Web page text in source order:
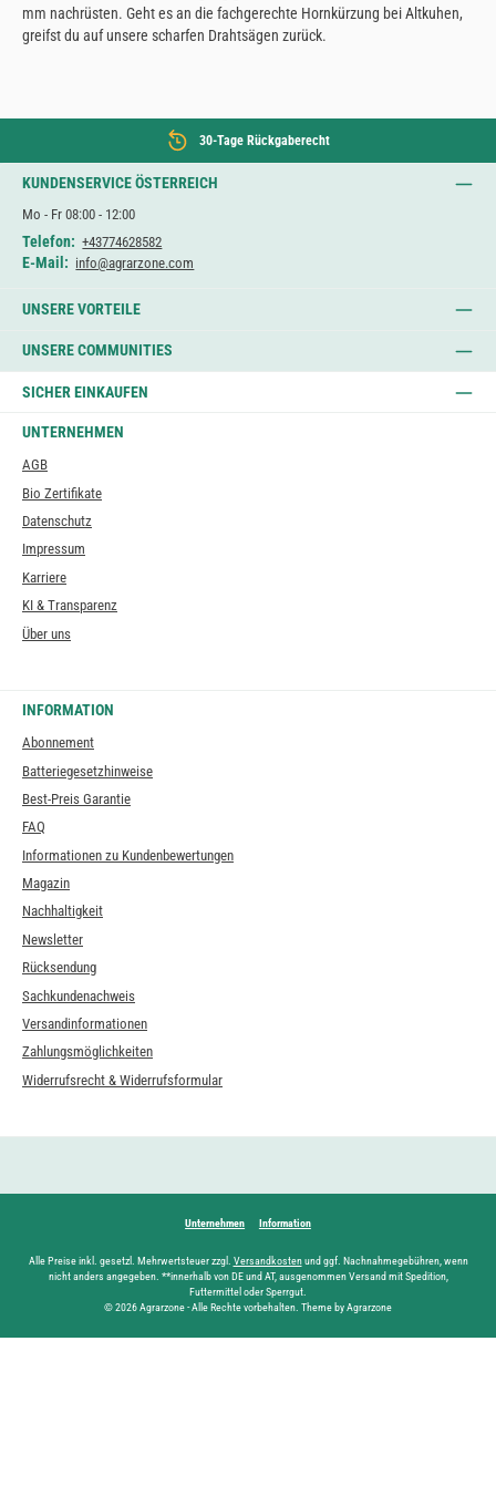
mm nachrüsten. Geht es an die fachgerechte Hornkürzung bei Altkuhen,
greifst du auf unsere scharfen Drahtsägen zurück.
30-Tage Rückgaberecht
KUNDENSERVICE ÖSTERREICH
Mo - Fr 08:00 - 12:00
Telefon: +43774628582
E-Mail: info@agrarzone.com
UNSERE VORTEILE
UNSERE COMMUNITIES
SICHER EINKAUFEN
UNTERNEHMEN
AGB
Bio Zertifikate
Datenschutz
Impressum
Karriere
KI & Transparenz
Über uns
INFORMATION
Abonnement
Batteriegesetzhinweise
Best-Preis Garantie
FAQ
Informationen zu Kundenbewertungen
Magazin
Nachhaltigkeit
Newsletter
Rücksendung
Sachkundenachweis
Versandinformationen
Zahlungsmöglichkeiten
Widerrufsrecht & Widerrufsformular
Unternehmen Information
Alle Preise inkl. gesetzl. Mehrwertsteuer zzgl. Versandkostenund ggf. Nachnahmegebühren, wenn
nicht anders angegeben. **innerhalb von DE und AT, ausgenommen Versand mit Spedition,
Futtermittel oder Sperrgut.
© 2026 Agrarzone - Alle Rechte vorbehalten. Theme by Agrarzone